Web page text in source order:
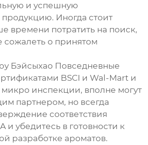
и успешную
Иногда стоит
времени потратить на поиск,
сожалеть о принятом
Бэйсыхао Повседневные
BSCI и Wal-Mart и
инспекции, вполне могут
партнером, но всегда
соответствия
и убедитесь в готовности к
разработке ароматов.